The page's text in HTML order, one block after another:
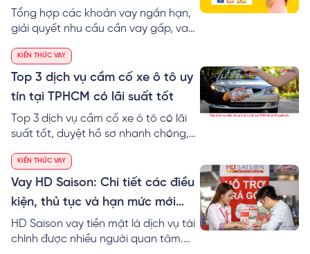
tháng 04/2024
Tổng hợp các khoản vay ngắn hạn,
giải quyết nhu cầu cần vay gấp, vay
duyệt hồ sơ và giải ngân nhanh
chóng, không gọi điện người thân.
Hạn mức vay lên đến 10 triệu đồng.
KIẾN THỨC VAY
Top 3 dịch vụ cầm cố xe ô tô uy
tín tại TPHCM có lãi suất tốt
Top 3 dịch vụ cầm cố xe ô tô có lãi
suất tốt, duyệt hồ sơ nhanh chóng,
KIẾN THỨC VAY
Vay HD Saison: Chi tiết các điều
kiện, thủ tục và hạn mức mới
nhất
HD Saison vay tiền mặt là dịch vụ tài
chính được nhiều người quan tâm.